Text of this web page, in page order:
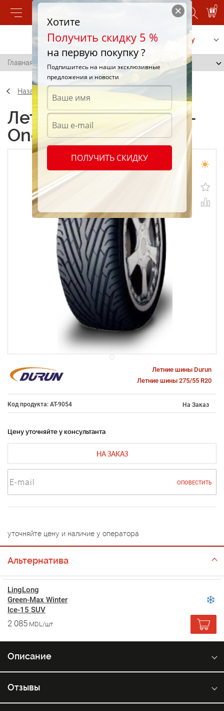
0
Позвонить Заказать услугу
Главная /
Назад
Летние шины Durun F-
One 275/55 R20 117H
Летние шины Durun
Летние шины 275/55 R20
Код продукта: AT-9054 На Заказ
Цену уточняйте у консультанта
НА ЗАКАЗ
ОПОВЕСТИТЬ
уточняйте цену и наличие у оператора
Альтернатива
LingLong
Green-Max Winter
Ice-15 SUV
2 085 MDL/шт
Описание
Отзывы
Хотите
Получить скидку 5 %
на первую покупку ?
Подпишитесь на наши эксклюзивные
предложения и новости
ПОЛУЧИТЬ СКИДКУ